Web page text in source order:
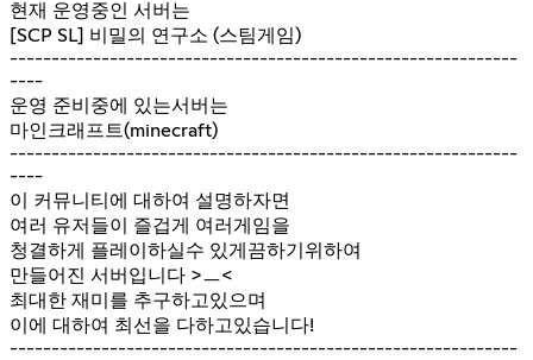
현재 운영중인 서버는
[SCP SL] 비밀의 연구소 (스팀게임)
-------------------------------------------------------------
----
운영 준비중에 있는서버는
마인크래프트(minecraft)
-------------------------------------------------------------
----
이 커뮤니티에 대하여 설명하자면
여러 유저들이 즐겁게 여러게임을
청결하게 플레이하실수 있게끔하기위하여
만들어진 서버입니다 >ㅡ<
최대한 재미를 추구하고있으며
이에 대하여 최선을 다하고있습니다!
-------------------------------------------------------------